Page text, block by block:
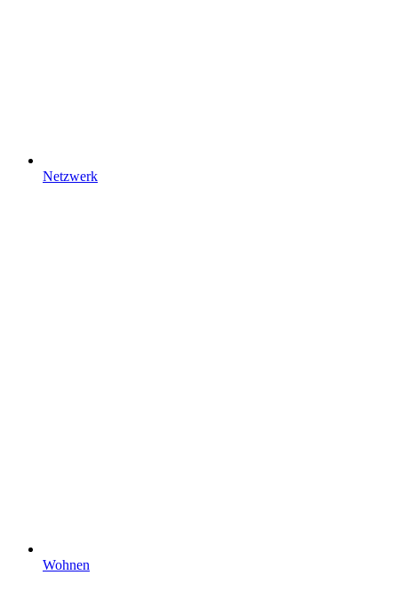
Netzwerk
Wohnen